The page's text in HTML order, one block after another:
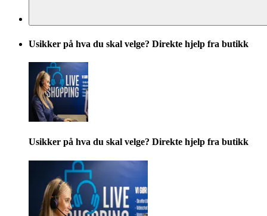
Usikker på hva du skal velge? Direkte hjelp fra butikk
Usikker på hva du skal velge? Direkte hjelp fra butikk